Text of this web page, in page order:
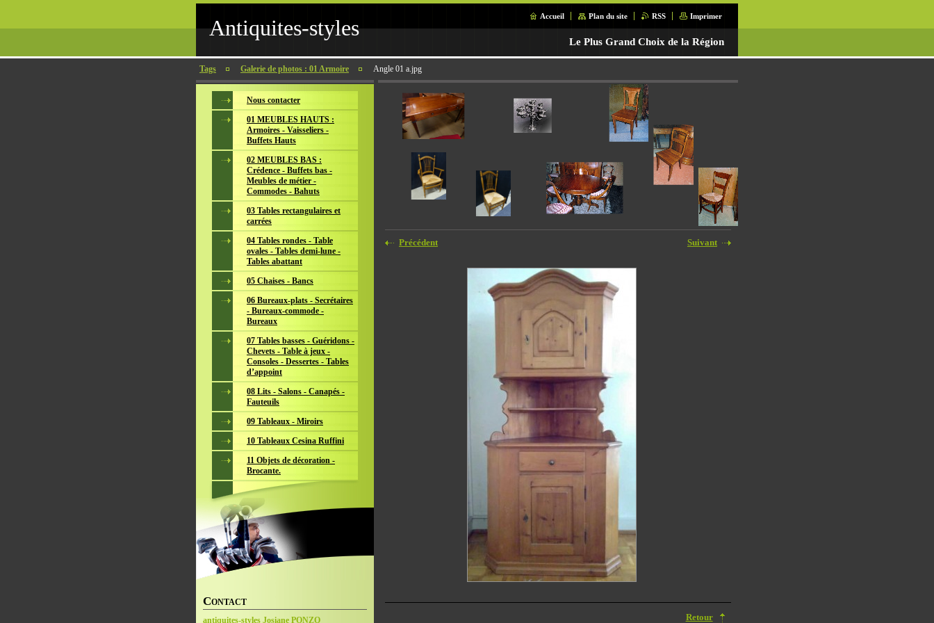
Antiquites-styles Accueil Plan du site RSS Imprimer
Le Plus Grand Choix de la Région
Tags Galerie de photos : 01 Armoire Angle 01 a.jpg
Précédent Suivant
Retour
Nous contacter
01 MEUBLES HAUTS :
Armoires - Vaisseliers -
Buffets Hauts
02 MEUBLES BAS :
Crédence - Buffets bas -
Meubles de métier -
Commodes - Bahuts
03 Tables rectangulaires et
carrées
04 Tables rondes - Table
ovales - Tables demi-lune -
Tables abattant
05 Chaises - Bancs
06 Bureaux-plats - Secrétaires
- Bureaux-commode -
Bureaux
07 Tables basses - Guéridons -
Chevets - Table à jeux -
Consoles - Dessertes - Tables
d’appoint
08 Lits - Salons - Canapés -
Fauteuils
09 Tableaux - Miroirs
10 Tableaux Cesina Ruffini
11 Objets de décoration -
Brocante.
CONTACT
antiquites-styles Josiane PONZO